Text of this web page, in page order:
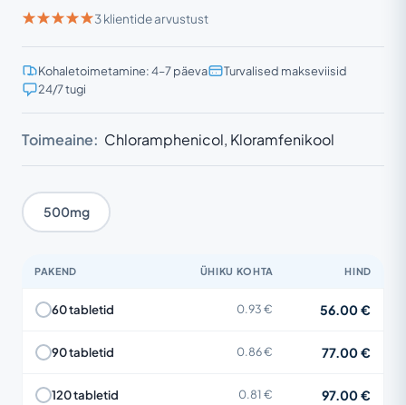
3 klientide arvustust
Kohaletoimetamine: 4–7 päeva
Turvalised makseviisid
24/7 tugi
Toimeaine: Chloramphenicol, Kloramfenikool
500mg
PAKEND ÜHIKU KOHTA HIND
60 tabletid 0.93 € 56.00 €
90 tabletid 0.86 € 77.00 €
120 tabletid 0.81 € 97.00 €